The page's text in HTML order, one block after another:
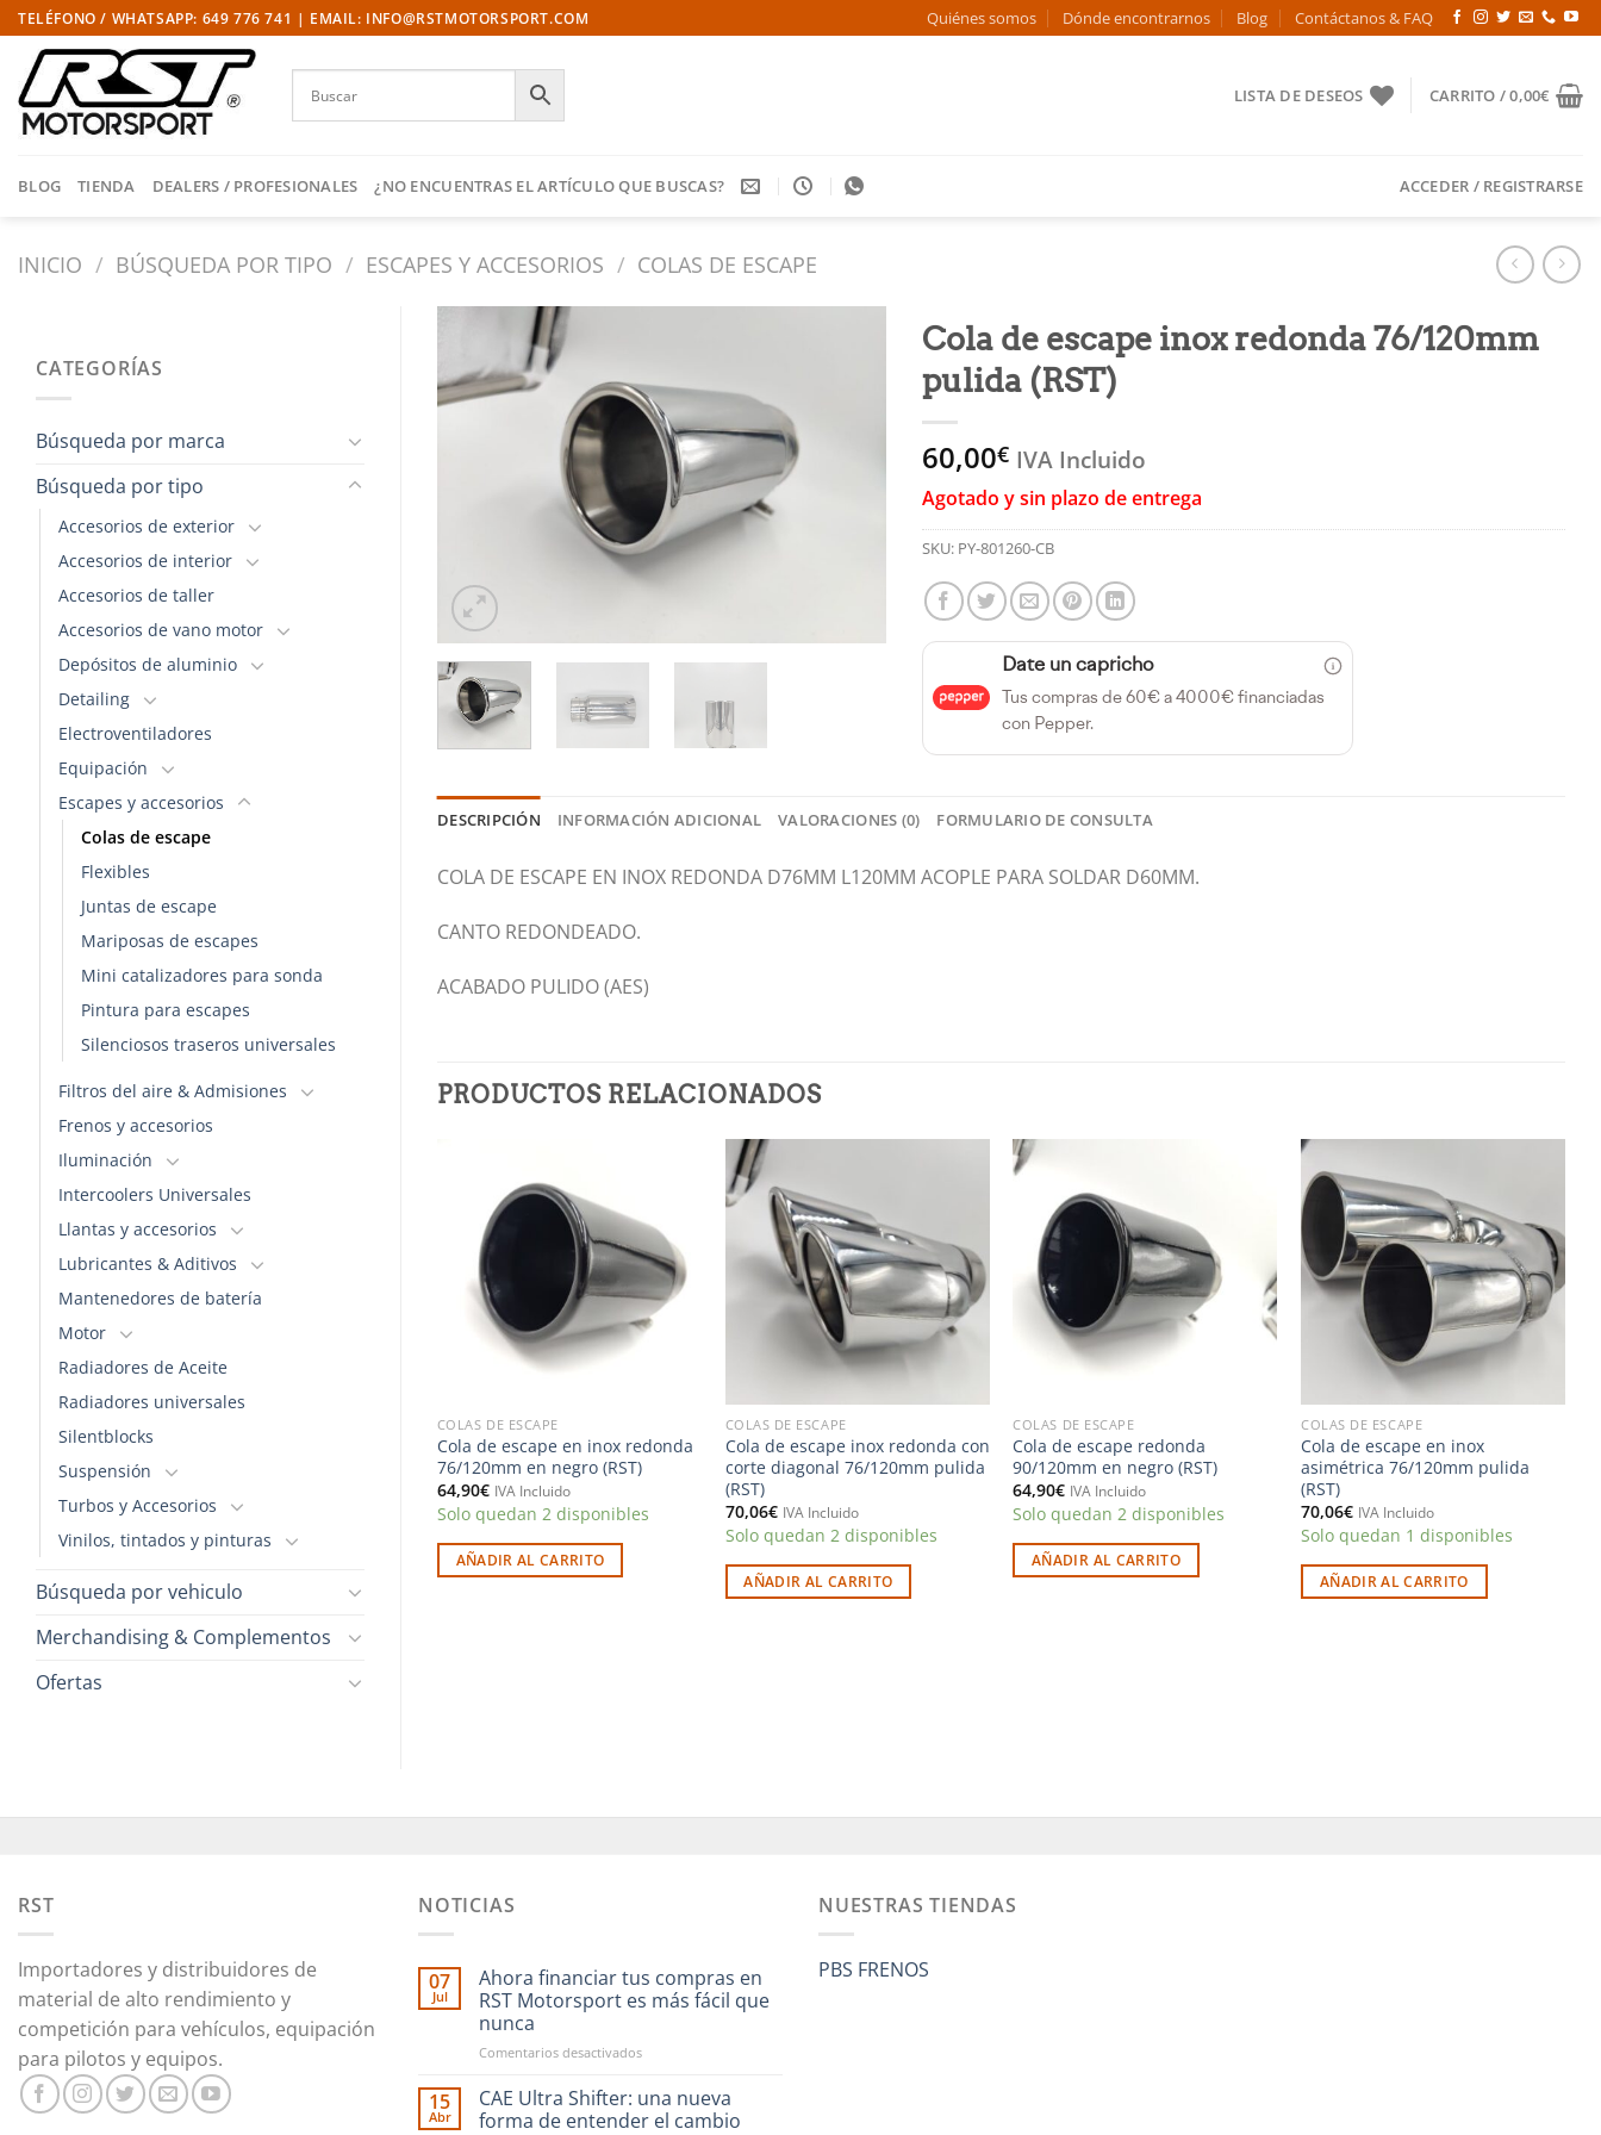
Saltar
al
contenido
TELÉFONO / WHATSAPP: 649 776 741 | EMAIL: INFO@RSTMOTORSPORT.COM Quiénes somos Dónde encontrarnos Blog Contáctanos & FAQ
LISTA DE DESEOS CARRITO /0,00€
BLOG TIENDA DEALERS / PROFESIONALES ¿NO ENCUENTRAS EL ARTÍCULO QUE BUSCAS? ACCEDER / REGISTRARSE
INICIO / BÚSQUEDA POR TIPO / ESCAPES Y ACCESORIOS / COLAS DE ESCAPE
CATEGORÍAS
Búsqueda por marca
Búsqueda por tipo
Accesorios de exterior
Accesorios de interior
Accesorios de taller
Accesorios de vano motor
Depósitos de aluminio
Detailing
Electroventiladores
Equipación
Escapes y accesorios
Colas de escape
Flexibles
Juntas de escape
Mariposas de escapes
Mini catalizadores para sonda
Pintura para escapes
Silenciosos traseros universales
Filtros del aire & Admisiones
Frenos y accesorios
Iluminación
Intercoolers Universales
Llantas y accesorios
Lubricantes & Aditivos
Mantenedores de batería
Motor
Radiadores de Aceite
Radiadores universales
Silentblocks
Suspensión
Turbos y Accesorios
Vinilos, tintados y pinturas
Búsqueda por vehiculo
Merchandising & Complementos
Ofertas
Cola de escape inox redonda 76/120mm
pulida (RST)
60,00€ IVA Incluido
Agotado y sin plazo de entrega
SKU: PY-801260-CB
Date un capricho
Tus compras de 60€ a 4000€ financiadas
con Pepper.
DESCRIPCIÓN INFORMACIÓN ADICIONAL VALORACIONES (0) FORMULARIO DE CONSULTA
COLA DE ESCAPE EN INOX REDONDA D76MM L120MM ACOPLE PARA SOLDAR D60MM.
CANTO REDONDEADO.
ACABADO PULIDO (AES)
PRODUCTOS RELACIONADOS
a la
lista de
deseos
COLAS DE ESCAPE
Cola de escape en inox redonda
76/120mm en negro (RST)
64,90€ IVA Incluido
Solo quedan 2 disponibles
AÑADIR AL CARRITO
lista de
deseos
COLAS DE ESCAPE
Cola de escape inox redonda con
corte diagonal 76/120mm pulida
(RST)
70,06€ IVA Incluido
Solo quedan 2 disponibles
AÑADIR AL CARRITO
deseos
COLAS DE ESCAPE
Cola de escape redonda
90/120mm en negro (RST)
64,90€ IVA Incluido
Solo quedan 2 disponibles
AÑADIR AL CARRITO
a la
lista de
deseos
COLAS DE ESCAPE
Cola de escape en inox
asimétrica 76/120mm pulida
(RST)
70,06€ IVA Incluido
Solo quedan 1 disponibles
AÑADIR AL CARRITO
Añadir
a la
lista de
deseos
con
negra
Cola de escape en inox redonda
de corte diagonal 76/150mm
64,90€ IVA Incluido
Solo quedan 2 disponibles
AÑADIR AL CARRITO
RST
Importadores y distribuidores de
material de alto rendimiento y
competición para vehículos, equipación
para pilotos y equipos.
NOTICIAS
07
Jul
Ahora financiar tus compras en
RST Motorsport es más fácil que
nunca
Comentarios desactivadosen
financiar
15
Abr
CAE Ultra Shifter: una nueva
forma de entender el cambio
NUESTRAS TIENDAS
PBS FRENOS